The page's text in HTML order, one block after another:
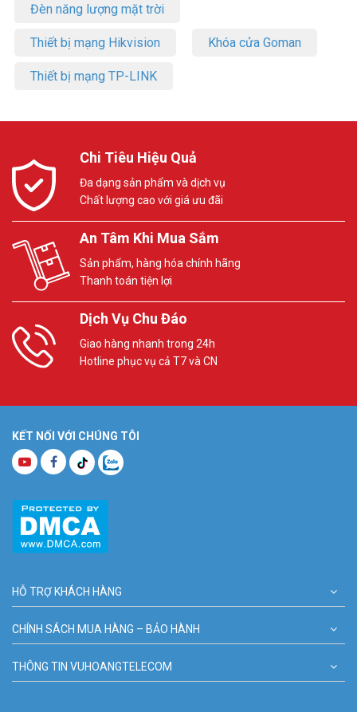
Đèn năng lượng mặt trời
Thiết bị mạng Hikvision Khóa cửa Goman
Thiết bị mạng TP-LINK
Chi Tiêu Hiệu Quả
Đa dạng sản phẩm và dịch vụ
Chất lượng cao với giá ưu đãi
An Tâm Khi Mua Sắm
Sản phẩm, hàng hóa chính hãng
Thanh toán tiện lợi
Dịch Vụ Chu Đáo
Giao hàng nhanh trong 24h
Hotline phục vụ cả T7 và CN
KẾT NỐI VỚI CHÚNG TÔI
HỖ TRỢ KHÁCH HÀNG
CHÍNH SÁCH MUA HÀNG – BẢO HÀNH
THÔNG TIN VUHOANGTELECOM